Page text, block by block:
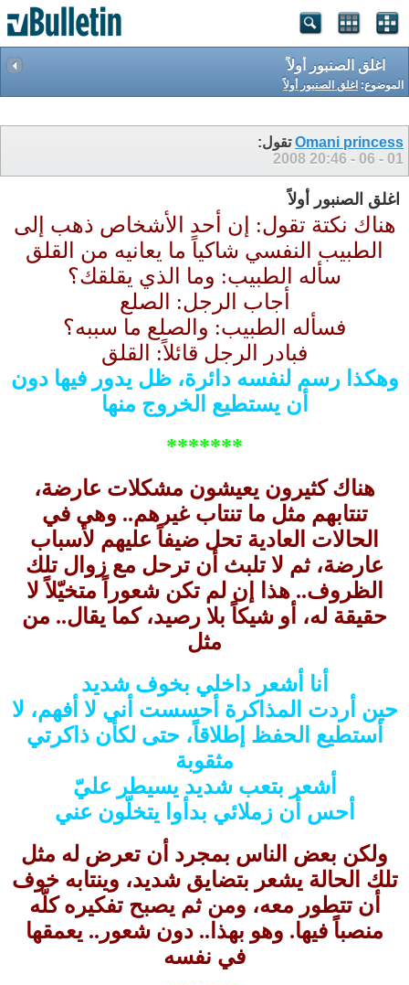
اغلق الصنبور أولاً‏
الموضوع: اغلق الصنبور أولاً‏
Omani princessتقول:
01 - 06 - 2008
20:46
اغلق الصنبور أولاً‏
هناك نكتة تقول: إن أحد الأشخاص ذهب إلى
الطبيب النفسي شاكياً ما يعانيه من القلق
سأله الطبيب: وما الذي يقلقك؟
أجاب الرجل: الصلع
فسأله الطبيب: والصلع ما سببه؟
فبادر الرجل قائلاً: القلق
وهكذا رسم لنفسه دائرة، ظل يدور فيها دون
أن يستطيع الخروج منها
*******
هناك كثيرون يعيشون مشكلات عارضة،
تنتابهم مثل ما تنتاب غيرهم.. وهي في
الحالات العادية تحل ضيفاً عليهم لأسباب
عارضة، ثم لا تلبث أن ترحل مع زوال تلك
الظروف.. هذا إن لم تكن شعوراً متخيّلاً لا
حقيقة له، أو شيكاً بلا رصيد، كما يقال.. من
مثل
أنا أشعر داخلي بخوف شديد
حين أردت المذاكرة أحسست أني لا أفهم، لا
أستطيع الحفظ إطلاقاً، حتى لكأن ذاكرتي
مثقوبة
أشعر بتعب شديد يسيطر عليّ
أحس أن زملائي بدأوا يتخلّون عني
ولكن بعض الناس بمجرد أن تعرض له مثل
تلك الحالة يشعر بتضايق شديد، وينتابه خوف
أن تتطور معه، ومن ثم يصبح تفكيره كلّه
منصباً فيها. وهو بهذا.. دون شعور.. يعمقها
في نفسه